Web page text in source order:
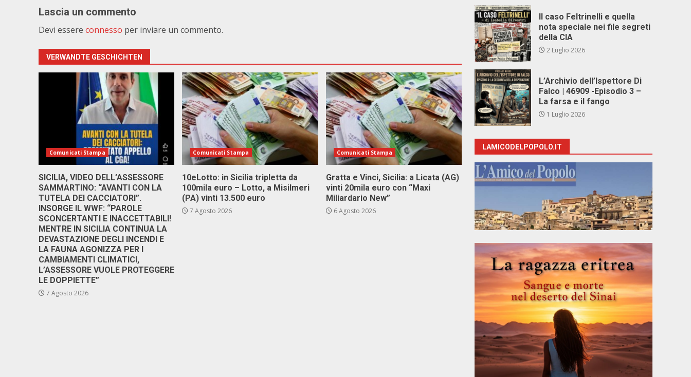
Lascia un commento
Devi essere connesso per inviare un commento.
VERWANDTE GESCHICHTEN
Comunicati Stampa
SICILIA, VIDEO DELL’ASSESSORE
SAMMARTINO: “AVANTI CON LA
TUTELA DEI CACCIATORI”.
INSORGE IL WWF: “PAROLE
SCONCERTANTI E INACCETTABILI!
MENTRE IN SICILIA CONTINUA LA
DEVASTAZIONE DEGLI INCENDI E
LA FAUNA AGONIZZA PER I
CAMBIAMENTI CLIMATICI,
L’ASSESSORE VUOLE PROTEGGERE
LE DOPPIETTE”
7 Agosto 2026
Comunicati Stampa
10eLotto: in Sicilia tripletta da
100mila euro – Lotto, a Misilmeri
(PA) vinti 13.500 euro
7 Agosto 2026
Comunicati Stampa
Gratta e Vinci, Sicilia: a Licata (AG)
vinti 20mila euro con “Maxi
Miliardario New”
6 Agosto 2026
Il caso Feltrinelli e quella
nota speciale nei file segreti
della CIA
2 Luglio 2026
L’Archivio dell’Ispettore Di
Falco | 46909 -Episodio 3 –
La farsa e il fango
1 Luglio 2026
LAMICODELPOPOLO.IT